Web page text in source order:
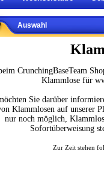
Auswahl
CrunchingBaseTeam
Klammlose für
Sie darüber
Klammlosen auf unserer
nur noch möglich,
Sofortüberweisung
Zur Zeit stehen